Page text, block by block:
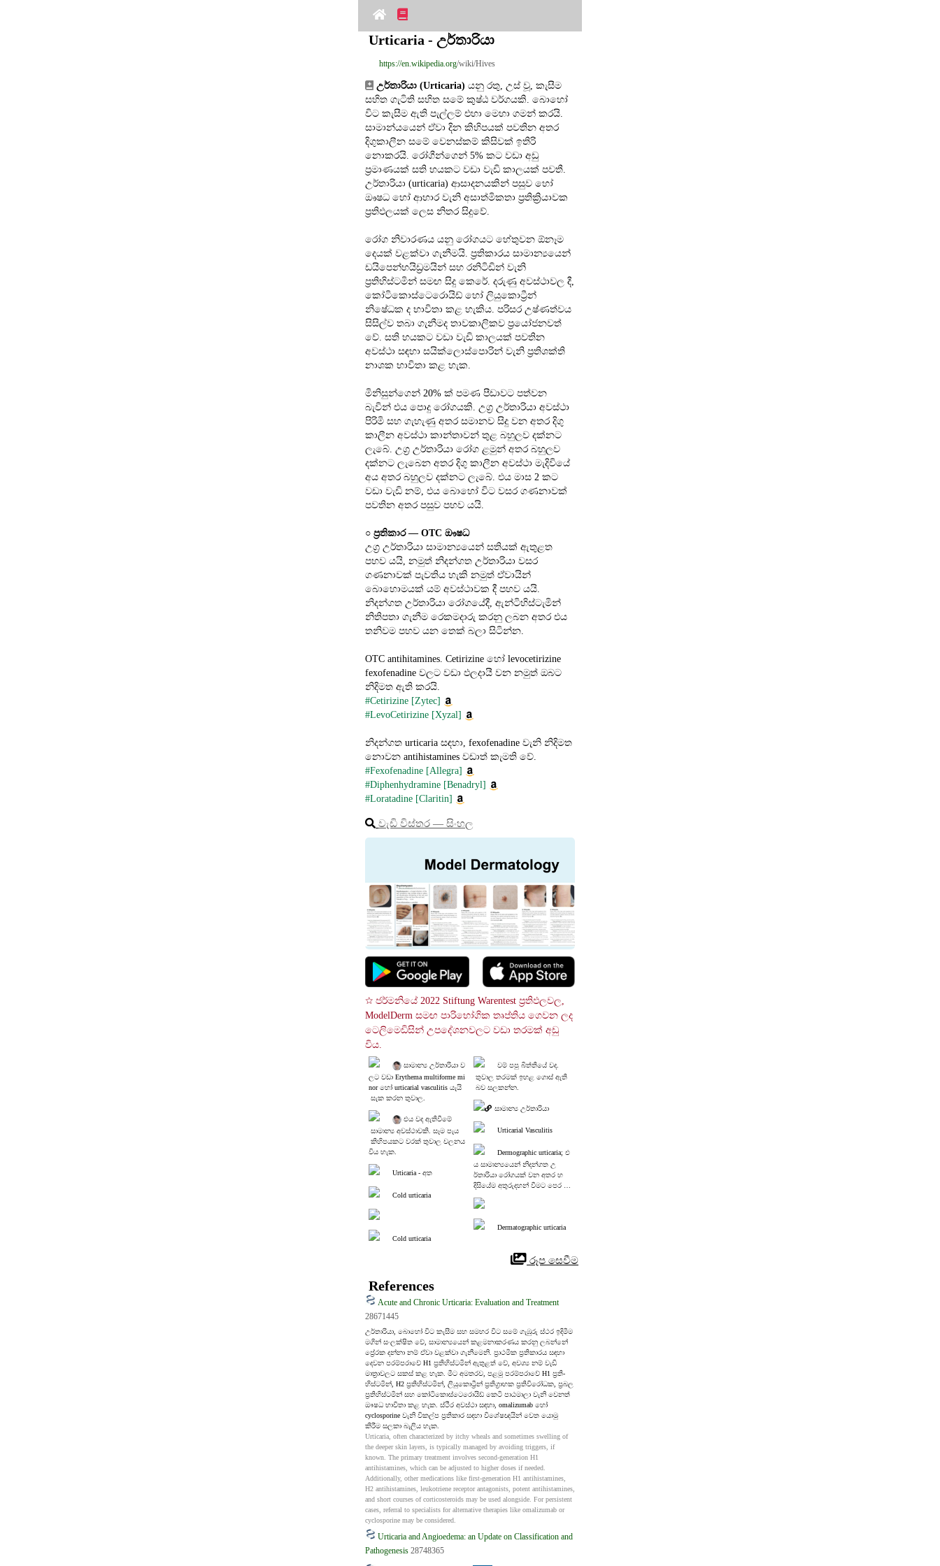
Urticaria - උර්තාරියා
https://en.wikipedia.org/wiki/Hives
උර්තාරියා (Urticaria) යනු රතු, උස් වූ, කැසීම
සහිත ගැටිති සහිත සමේ කුෂ්ඨ වර්ගයකි. බොහෝ
විට කැසීම ඇති පැල්ලම් එහා මෙහා ගමන් කරයි.
සාමාන්යයෙන් ඒවා දින කිහිපයක් පවතින අතර
දිගුකාලීන සමේ වෙනස්කම් කිසිවක් ඉතිරි
නොකරයි. රෝගීන්ගෙන් 5% කට වඩා අඩු
ප්‍රමාණයක් සති හයකට වඩා වැඩි කාලයක් පවතී.
උර්තාරියා (urticaria) ආසාදනයකින් පසුව හෝ
ඖෂධ හෝ ආහාර වැනි අසාත්මිකතා ප්‍රතික්‍රියාවක
ප්‍රතිඵලයක් ලෙස නිතර සිදුවේ.
රෝග නිවාරණය යනු රෝගයට හේතුවන ඕනෑම
දෙයක් වළක්වා ගැනීමයි. ප්‍රතිකාරය සාමාන්‍යයෙන්
ඩයිපෙන්හයිඩ්‍රමයින් සහ රනිටිඩින් වැනි
ප්‍රතිහිස්ටමින් සමඟ සිදු කෙරේ. දරුණු අවස්ථාවල දී,
කෝටිකොස්ටෙරොයිඩ් හෝ ලියුකොට්‍රීන්
නිෂේධක ද භාවිතා කළ හැකිය. පරිසර උෂ්ණත්වය
සිසිල්ව තබා ගැනීමද තාවකාලිකව ප්‍රයෝජනවත්
වේ. සති හයකට වඩා වැඩි කාලයක් පවතින
අවස්ථා සඳහා සයික්ලොස්පොරින් වැනි ප්‍රතිශක්ති
නාශක භාවිතා කළ හැක.
මිනිසුන්ගෙන් 20% ක් පමණ පීඩාවට පත්වන
බැවින් එය පොදු රෝගයකි. උග්‍ර උර්තාරියා අවස්ථා
පිරිමි සහ ගැහැණු අතර සමානව සිදු වන අතර දිගු
කාලීන අවස්ථා කාන්තාවන් තුළ බහුලව දක්නට
ලැබේ. උග්‍ර උර්තාරියා රෝග ළමුන් අතර බහුලව
දක්නට ලැබෙන අතර දිගු කාලීන අවස්ථා මැදිවියේ
අය අතර බහුලව දක්නට ලැබේ. එය මාස 2 කට
වඩා වැඩි නම්, එය බොහෝ විට වසර ගණනාවක්
පවතින අතර පසුව පහව යයි.
○ ප්‍රතිකාර ― OTC ඖෂධ
උග්‍ර උර්තාරියා සාමාන්‍යයෙන් සතියක් ඇතුළත
පහව යයි, නමුත් නිදන්ගත උර්තාරියා වසර
ගණනාවක් පැවතිය හැකි නමුත් ඒවායින්
බොහොමයක් යම් අවස්ථාවක දී පහව යයි.
නිදන්ගත උර්තාරියා රෝගයේදී, ඇන්ටිහිස්ටැමින්
නිතිපතා ගැනීම රෙකමදාරු කරනු ලබන අතර එය
තනිවම පහව යන තෙක් බලා සිටින්න.
OTC antihitamines. Cetirizine හෝ levocetirizine
fexofenadine වලට වඩා ඵලදායී වන නමුත් ඔබට
නිදිමත ඇති කරයි.
#Cetirizine [Zytec]
#LevoCetirizine [Xyzal]
නිදන්ගත urticaria සඳහා, fexofenadine වැනි නිදිමත
නොවන antihistamines වඩාත් කැමති වේ.
#Fexofenadine [Allegra]
#Diphenhydramine [Benadryl]
#Loratadine [Claritin]
වැඩි විස්තර ― සිංහල
☆ ජර්මනියේ 2022 Stiftung Warentest ප්‍රතිඵලවල,
ModelDerm සමඟ පාරිභෝගික තෘප්තිය ගෙවන ලද
ටෙලිමෙඩිසින් උපදේශනවලට වඩා තරමක් අඩු
විය.
සාමාන්‍ය උර්තාරියා ව
ලට වඩා Erythema multiforme mi
nor හෝ urticarial vasculitis යැයි
සැක කරන තුවාල.
එය වද ඇතිවීමේ
සාමාන්‍ය අවස්ථාවකි. සෑම පැය
කිහිපයකට වරක් තුවාල චලනය
විය හැක.
Urticaria - අත
Cold urticaria
Cold urticaria
වම් පපු බිත්තියේ වද.
තුවාල තරමක් ඉහළ ගොස් ඇති
බව සලකන්න.
සාමාන්‍ය උර්තාරියා
Urticarial Vasculitis
Dermographic urticaria; එ
ය සාමාන්‍යයෙන් නිදන්ගත උ
ර්තාරියා රෝගයක් වන අතර හ
දිසියේම අතුරුදහන් වීමට පෙර ව
Dermatographic urticaria
රූප සෙවීම
References
Acute and Chronic Urticaria: Evaluation and Treatment
28671445
උර්තාරියා, බොහෝ විට කැසීම සහ සමහර විට සමේ ගැඹුරු ස්ථර ඉදිමීම
මගින් සංලක්ෂිත වේ, සාමාන්‍යයෙන් කළමනාකරණය කරනු ලබන්නේ
ප්‍රේරක දන්නා නම් ඒවා වළක්වා ගැනීමෙනි. ප්‍රාථමික ප්‍රතිකාරය සඳහා
දෙවන පරම්පරාවේ H1 ප්‍රතිහිස්ටමින් ඇතුළත් වේ, අවශ්‍ය නම් වැඩි
මාත්‍රාවලට සකස් කළ හැක. මීට අමතරව, පළමු පරම්පරාවේ H1 ප්‍රති-
හිස්ටමින්, H2 ප්‍රතිහිස්ටමින්, ලියුකොට්‍රීන් ප්‍රතිග්‍රාහක ප්‍රතිවිරෝධක, ප්‍රබල
ප්‍රතිහිස්ටමින් සහ කෝටිකොස්ටෙරොයිඩ් කෙටි පාඨමාලා වැනි වෙනත්
ඖෂධ භාවිතා කළ හැක. ස්ථීර අවස්ථා සඳහා, omalizumab හෝ
cyclosporine වැනි විකල්ප ප්‍රතිකාර සඳහා විශේෂඥයින් වෙත යොමු
කිරීම සලකා බැලිය හැක.
Urticaria, often characterized by itchy wheals and sometimes swelling of
the deeper skin layers, is typically managed by avoiding triggers, if
known. The primary treatment involves second-generation H1
antihistamines, which can be adjusted to higher doses if needed.
Additionally, other medications like first-generation H1 antihistamines,
H2 antihistamines, leukotriene receptor antagonists, potent antihistamines,
and short courses of corticosteroids may be used alongside. For persistent
cases, referral to specialists for alternative therapies like omalizumab or
cyclosporine may be considered.
Urticaria and Angioedema: an Update on Classification and
Pathogenesis 28748365